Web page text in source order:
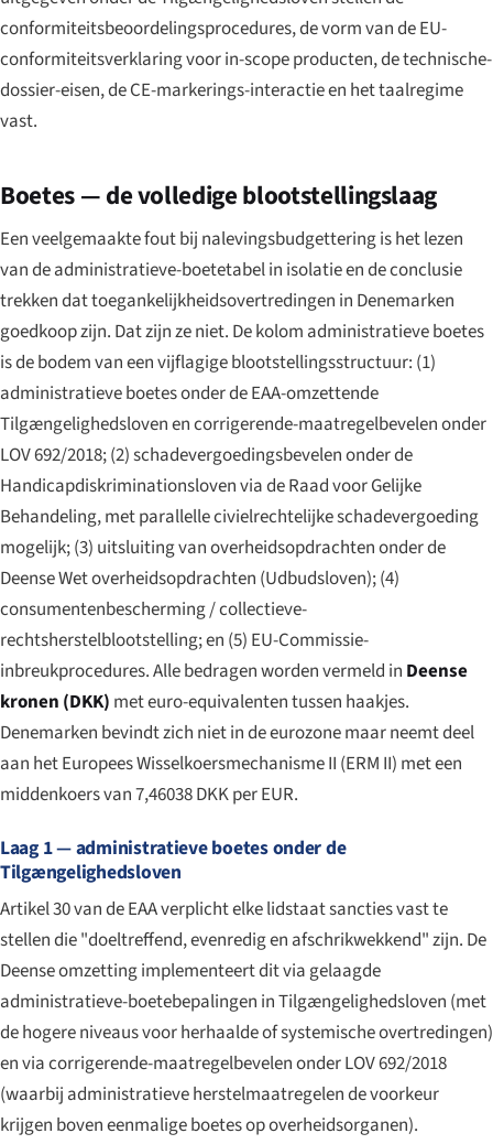
conformiteitsbeoordelingsprocedures, de vorm van de EU-
conformiteitsverklaring voor in-scope producten, de technische-
dossier-eisen, de CE-markerings-interactie en het taalregime
vast.
Boetes — de volledige blootstellingslaag
Een veelgemaakte fout bij nalevingsbudgettering is het lezen
van de administratieve-boetetabel in isolatie en de conclusie
trekken dat toegankelijkheidsovertredingen in Denemarken
goedkoop zijn. Dat zijn ze niet. De kolom administratieve boetes
is de bodem van een vijflagige blootstellingsstructuur: (1)
administratieve boetes onder de EAA-omzettende
Tilgængelighedsloven en corrigerende-maatregelbevelen onder
LOV 692/2018; (2) schadevergoedingsbevelen onder de
Handicapdiskriminationsloven via de Raad voor Gelijke
Behandeling, met parallelle civielrechtelijke schadevergoeding
mogelijk; (3) uitsluiting van overheidsopdrachten onder de
Deense Wet overheidsopdrachten (Udbudsloven); (4)
consumentenbescherming / collectieve-
rechtsherstelblootstelling; en (5) EU-Commissie-
inbreukprocedures. Alle bedragen worden vermeld in Deense
kronen (DKK) met euro-equivalenten tussen haakjes.
Denemarken bevindt zich nietin de eurozone maar neemt deel
aan het Europees Wisselkoersmechanisme II (ERM II) met een
middenkoers van 7,46038 DKK per EUR.
Laag 1 — administratieve boetes onder de
Tilgængelighedsloven
Artikel 30 van de EAA verplicht elke lidstaat sancties vast te
stellen die "doeltreffend, evenredig en afschrikwekkend" zijn. De
Deense omzetting implementeert dit via gelaagde
administratieve-boetebepalingen in Tilgængelighedsloven (met
de hogere niveaus voor herhaalde of systemische overtredingen)
en via corrigerende-maatregelbevelen onder LOV 692/2018
(waarbij administratieve herstelmaatregelen de voorkeur
krijgen boven eenmalige boetes op overheidsorganen).